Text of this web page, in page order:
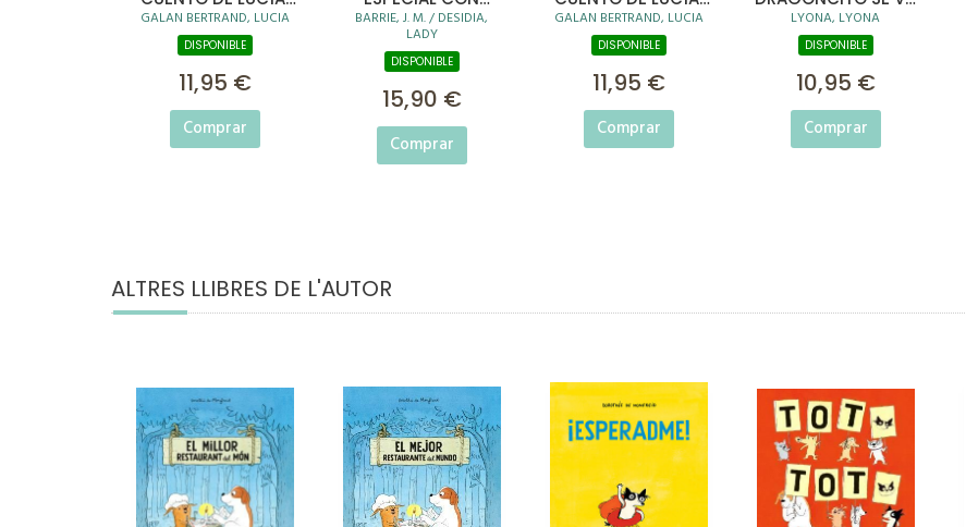
MI PEDIATRA
GALAN BERTRAND, LUCIA
DISPONIBLE
11,95 €
Comprar
CANTOS TINTADOS)
BARRIE, J. M. / DESIDIA,
LADY
DISPONIBLE
15,90 €
Comprar
MI PEDIATRA
GALAN BERTRAND, LUCIA
DISPONIBLE
11,95 €
Comprar
A DORMIR
LYONA, LYONA
DISPONIBLE
10,95 €
Comprar
ALTRES LLIBRES DE L'AUTOR